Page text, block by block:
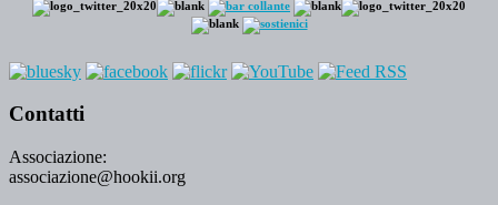
Contatti
Associazione:
associazione@hookii.org